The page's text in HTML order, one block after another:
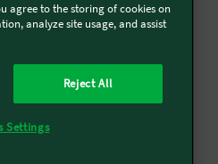
agree to the storing of cookies on
analyze site usage, and assist
Reject All
Settings